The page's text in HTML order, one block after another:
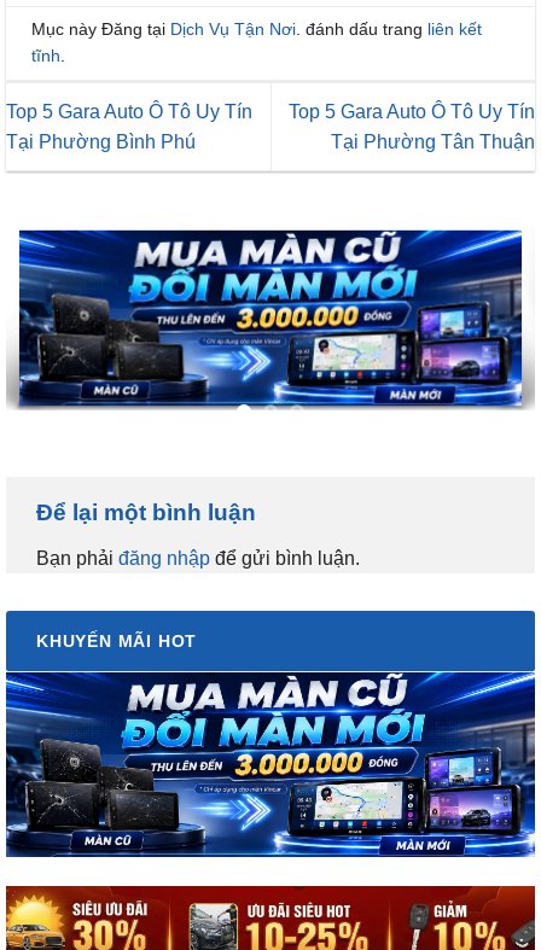
Mục này Đăng tại Dịch Vụ Tận Nơi. đánh dấu trang liên kết
tĩnh.
Top 5 Gara Auto Ô Tô Uy Tín
Tại Phường Bình Phú
Top 5 Gara Auto Ô Tô Uy Tín
Tại Phường Tân Thuận
Để lại một bình luận
Bạn phải đăng nhập để gửi bình luận.
KHUYẾN MÃI HOT